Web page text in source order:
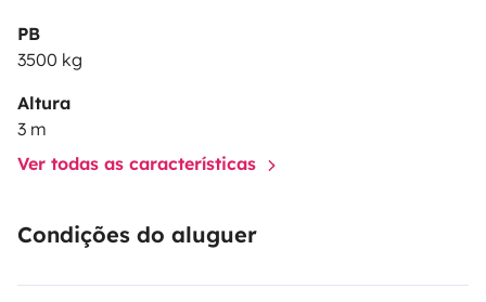
PB
3500 kg
Altura
3 m
Ver todas as características
Condições do aluguer